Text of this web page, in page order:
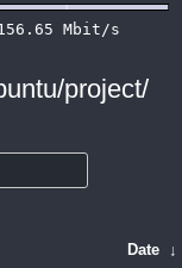
project/
Date ↓